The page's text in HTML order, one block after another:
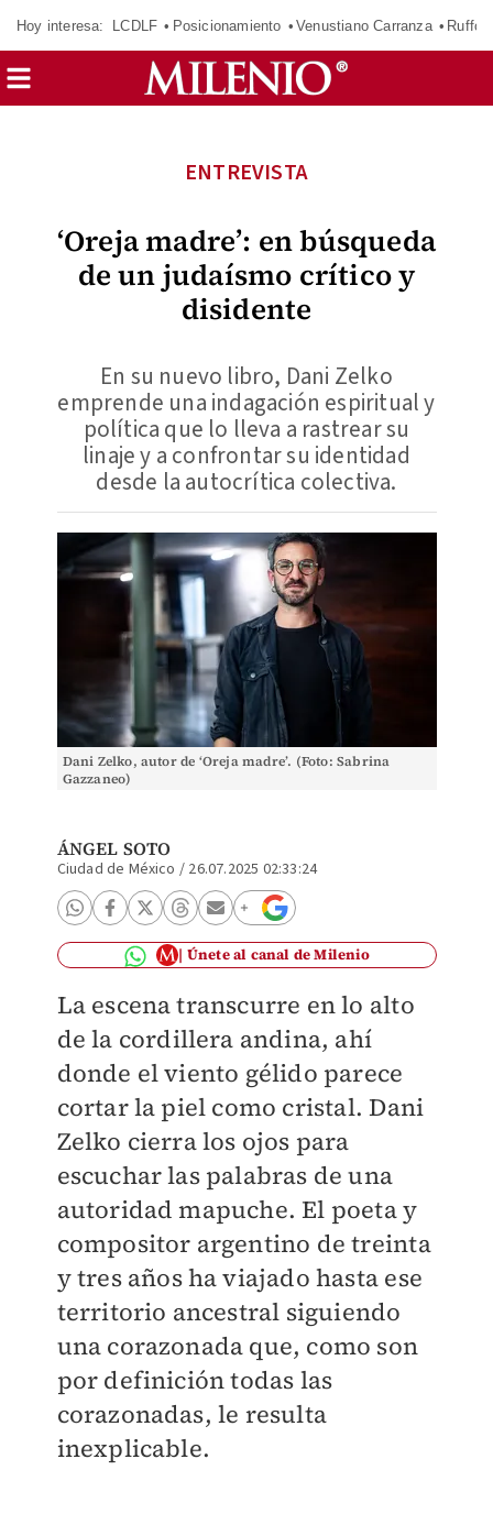
Hoy interesa: LCDLF Posicionamiento Venustiano Carranza Ruffo
‘Oreja madre’: en búsqueda
de un judaísmo crítico y
disidente
ENTREVISTA
En su nuevo libro, Dani Zelko
emprende una indagación espiritual y
política que lo lleva a rastrear su
linaje y a confrontar su identidad
desde la autocrítica colectiva.
Dani Zelko, autor de ‘Oreja madre’. (Foto: Sabrina
Gazzaneo)
ÁNGEL SOTO
Ciudad de México / 26.07.2025 02:33:24
Únete al canal de Milenio
La escena transcurre en lo alto
de la cordillera andina, ahí
donde el viento gélido parece
cortar la piel como cristal. Dani
Zelko cierra los ojos para
escuchar las palabras de una
autoridad mapuche. El poeta y
compositor argentino de treinta
y tres años ha viajado hasta ese
territorio ancestral siguiendo
una corazonada que, como son
por definición todas las
corazonadas, le resulta
inexplicable.